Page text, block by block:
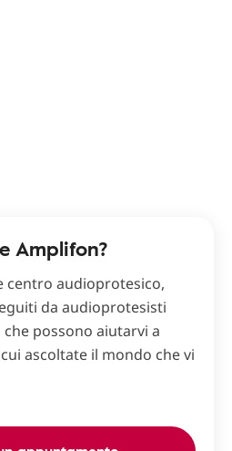
Amplifon?
centro audioprotesico,
da audioprotesisti
possono aiutarvi a
ascoltate il mondo che vi